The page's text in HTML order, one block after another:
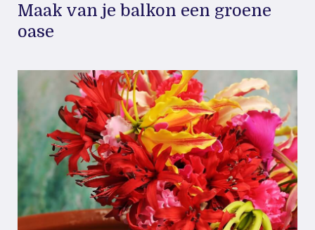
Maak van je balkon een groene
oase